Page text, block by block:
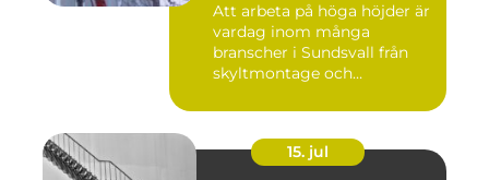
Att arbeta på höga höjder är
vardag inom många
branscher i Sundsvall från
skyltmontage och
15. jul